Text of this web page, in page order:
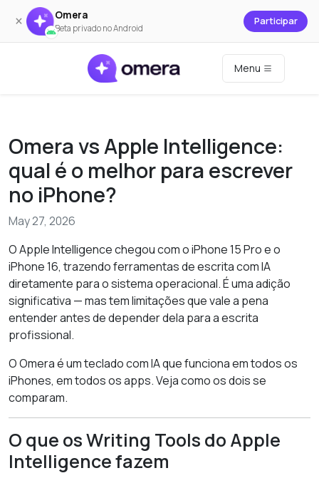
× Omera
Beta privado no Android
Participar
Menu
Omera vs Apple Intelligence:
qual é o melhor para escrever
no iPhone?
May 27, 2026
O Apple Intelligence chegou com o iPhone 15 Pro e o
iPhone 16, trazendo ferramentas de escrita com IA
diretamente para o sistema operacional. É uma adição
significativa — mas tem limitações que vale a pena
entender antes de depender dela para a escrita
profissional.
O Omera é um teclado com IA que funciona em todos os
iPhones, em todos os apps. Veja como os dois se
comparam.
O que os Writing Tools do Apple
Intelligence fazem